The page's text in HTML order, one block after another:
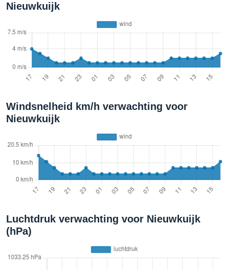
Nieuwkuijk
Windsnelheid km/h verwachting voor
Nieuwkuijk
Luchtdruk verwachting voor Nieuwkuijk
(hPa)